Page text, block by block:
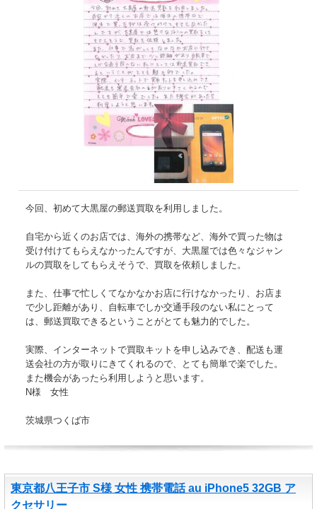
今回、初めて大黒屋の郵送買取を利用しました。
自宅から近くのお店では、海外の携帯など、海外で買った物は
受け付けてもらえなかったんですが、大黒屋では色々なジャン
ルの買取をしてもらえそうで、買取を依頼しました。
また、仕事で忙しくてなかなかお店に行けなかったり、お店ま
で少し距離があり、自転車でしか交通手段のない私にとって
は、郵送買取できるということがとても魅力的でした。
実際、インターネットで買取キットを申し込みでき、配送も運
送会社の方が取りにきてくれるので、とても簡単で楽でした。
また機会があったら利用しようと思います。
N様 女性
茨城県つくば市
東京都八王子市 S様 女性 携帯電話 au iPhone5 32GB ア
クセサリー